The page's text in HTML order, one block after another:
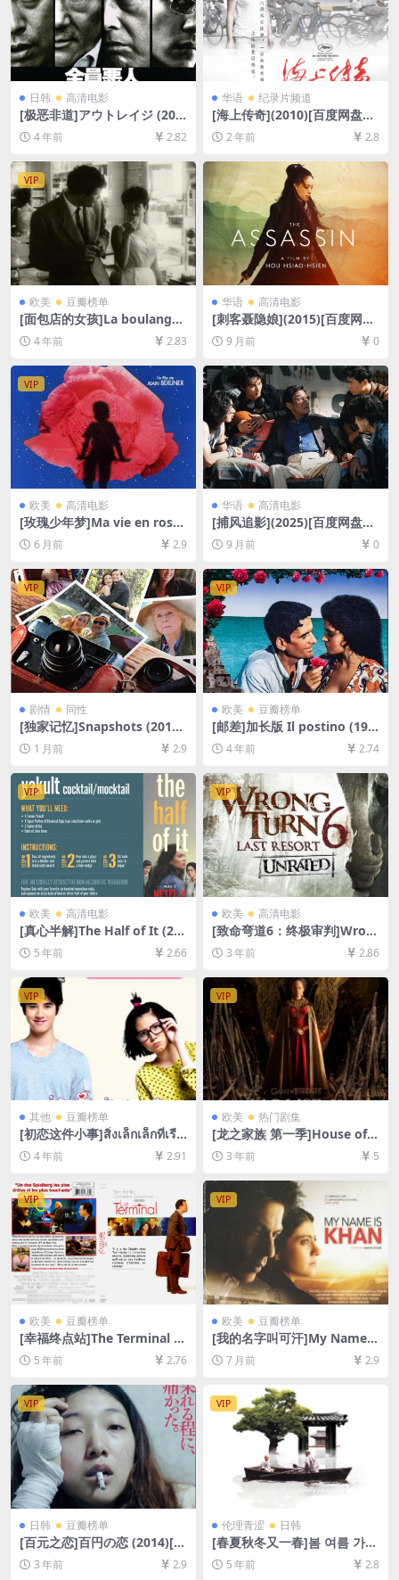
日韩 高清电影
[极恶非道]アウトレイジ (201
0)[百度网盘+迅雷云盘资源10
80P超清未删减][MP4/7GB]
[日语中字]
4 年前 2.82
华语 纪录片频道
[海上传奇](2010)[百度网盘
+夸克网盘1080P超清未删减
资源][网盘在线播放/下载][MP
4/8.5GB][中文字幕]
2 年前 2.8
VIP
欧美 豆瓣榜单
[面包店的女孩]La boulangèr
e de Monceau (1963)[百度
网盘+迅雷云盘资源1080P超
字幕]
4 年前 2.83
华语 高清电影
[刺客聂隐娘](2015)[百度网盘
+夸克网盘1080P超清未删减
资源][网盘在线播放/下载][MP
9 月前 0
VIP
欧美 高清电影
[玫瑰少年梦]Ma vie en rose
(1997)[百度网盘+夸克网盘10
80P超清未删减资源][网盘在
线播放/下载][MP4/5.6GB][中
文字幕]
6 月前 2.9
华语 高清电影
[捕风追影](2025)[百度网盘
+夸克网盘1080P超清未删减
资源][网盘在线播放/下载][MP
4/8.5GB][中文字幕]
9 月前 0
VIP
剧情 同性
[独家记忆]Snapshots (2018)
[百度网盘+夸克网盘1080P超
清未删减资源][网盘在线播放/
下载][MP4/6GB][中英字幕]
1 月前 2.9
VIP
欧美 豆瓣榜单
[邮差]加长版 Il postino (199
4)[百度网盘+迅雷云盘资源10
80P超清未删减][MP4/7GB]
[中文字幕]
4 年前 2.74
VIP
欧美 高清电影
[真心半解]The Half of It (20
20)[百度网盘+迅雷云盘资源1
080P超清未删减][MP4/6.6G
5 年前 2.66
VIP
欧美 高清电影
[致命弯道6：终极审判]Wron
g Turn 6: Last Resort (2014)
[百度网盘+迅雷云盘资源1080
英字幕]
3 年前 2.86
VIP
其他 豆瓣榜单
[初恋这件小事]สิ่งเล็กเล็กที่เรีย
กว่า…รัก (2010)[百度网盘+迅
雷云盘资源1080P超清未删减]
4 年前 2.91
VIP
欧美 热门剧集
[龙之家族 第一季]House of t
he Dragon Season 1 (2022)
[百度网盘+迅雷云盘+阿里云
盘资源1080P超清未删减][MP
4/18GB][中英字幕]
3 年前 5
VIP
欧美 豆瓣榜单
[幸福终点站]The Terminal (2
004)[百度网盘+迅雷云盘资源
1080P超清未删减][MP4/8.3G
B][中英字幕]
5 年前 2.76
VIP
欧美 豆瓣榜单
[我的名字叫可汗]My Name I
s Khan (2010)[百度网盘+夸
克网盘1080P超清未删减资源]
GB][中英字幕]
7 月前 2.9
VIP
日韩 豆瓣榜单
[百元之恋]百円の恋 (2014)[百
度网盘+迅雷云盘资源1080P
超清未删减][MP4/6GB][日语
3 年前 2.9
VIP
伦理青涩 日韩
[春夏秋冬又一春]봄 여름 가을
겨울 그리고 봄 (2003)[百度网
盘+迅雷云盘资源1080P超清
5 年前 2.8